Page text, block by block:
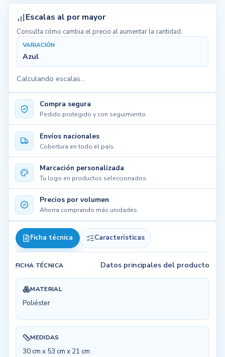
Compra segura
Pedido protegido y con seguimiento.
Envíos nacionales
Cobertura en todo el país.
Marcación personalizada
Tu logo en productos seleccionados.
Precios por volumen
Ahorra comprando más unidades.
Ficha técnica Características
FICHA TÉCNICA Datos principales del producto
MATERIAL
Poliéster
MEDIDAS
30 cm x 53 cm x 21 cm
Escalas al por mayor
Consulta cómo cambia el precio al aumentar la cantidad.
VARIACIÓN
Azul
Calculando escalas...